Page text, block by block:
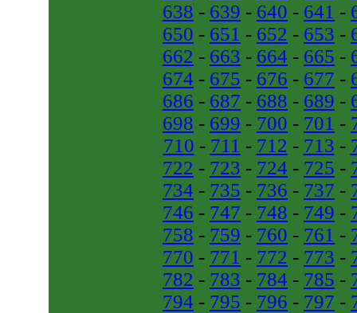
638 - 639 - 640 - 641 -
650 - 651 - 652 - 653 -
662 - 663 - 664 - 665 -
674 - 675 - 676 - 677 -
686 - 687 - 688 - 689 -
698 - 699 - 700 - 701 -
710 - 711 - 712 - 713 -
722 - 723 - 724 - 725 -
734 - 735 - 736 - 737 -
746 - 747 - 748 - 749 -
758 - 759 - 760 - 761 -
770 - 771 - 772 - 773 -
782 - 783 - 784 - 785 -
794 - 795 - 796 - 797 -